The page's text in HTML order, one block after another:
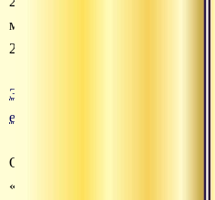
марта
2020
Эра
единства
Организация
«Эра